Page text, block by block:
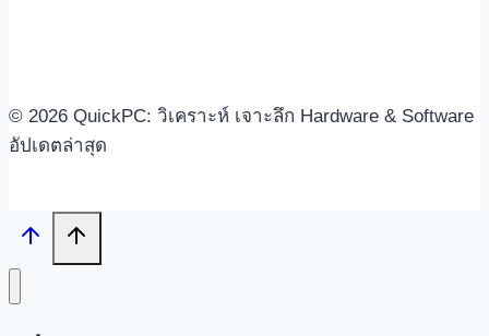
© 2026 QuickPC: วิเคราะห์ เจาะลึก Hardware & Software
อัปเดตล่าสุด